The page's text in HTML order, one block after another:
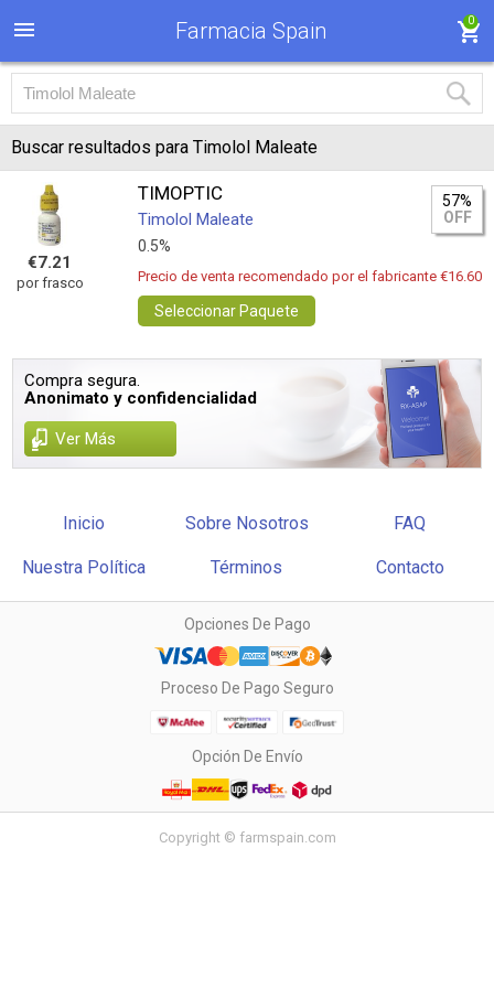
Farmacia Spain 0
Buscar resultados para Timolol Maleate
€7.21
por frasco
TIMOPTIC
Timolol Maleate
0.5%
57%
OFF
Precio de venta recomendado por el fabricante €16.60
Seleccionar Paquete
Compra segura.
Anonimato y confidencialidad
Ver Más
Inicio Sobre Nosotros FAQ
Nuestra Política Términos Contacto
Opciones De Pago
Proceso De Pago Seguro
Opción De Envío
Copyright © farmspain.com